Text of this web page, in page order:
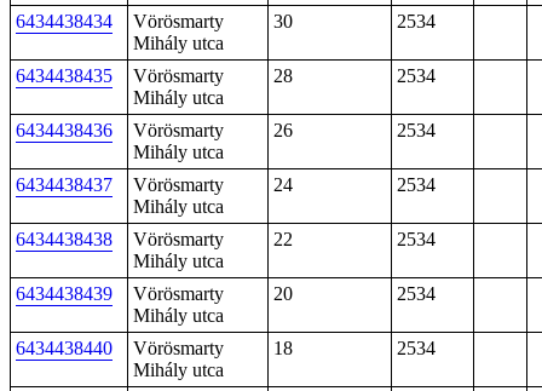
6434438434
Vörösmarty
Mihály utca
30 2534
6434438435
Vörösmarty
Mihály utca
28 2534
6434438436
Vörösmarty
Mihály utca
26 2534
6434438437
Vörösmarty
Mihály utca
24 2534
6434438438
Vörösmarty
Mihály utca
22 2534
6434438439
Vörösmarty
Mihály utca
20 2534
6434438440
Vörösmarty
Mihály utca
18 2534